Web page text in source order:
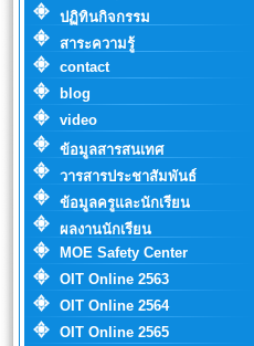
ปฏิทินกิจกรรม
สาระความรู้
contact
blog
video
ข้อมูลสารสนเทศ
วารสารประชาสัมพันธ์
ข้อมูลครูและนักเรียน
ผลงานนักเรียน
MOE Safety Center
OIT Online 2563
OIT Online 2564
OIT Online 2565